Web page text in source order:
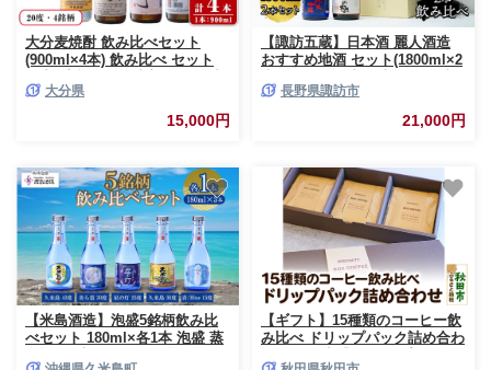
大分麦焼酎 飲み比べセット
(900ml×4本) 飲み比べ セット
町 むぎゅ ご当地 焼酎 麦 20度
【opax009】【ぶんご銘醸】
大分県
15,000円
【諏訪五蔵】日本酒 麗人酒造
おすすめ地酒 セット(1800ml×2
べ 麗人 純米吟醸 麗人 日本酒
飲み比べ 麗人 吟醸 辛口の極 日
本酒 飲み比べ 麗人 セット 日本
おすすめお酒 おすすめお酒セッ
ト 日本酒 飲み比べ 麗人 信州
長野県 諏訪 諏訪市 【37-04】
長野県諏訪市
21,000円
【米島酒造】泡盛5銘柄飲み比
べセット 180ml×各1本 泡盛 蒸
【ギフト】15種類のコーヒー飲
み比べ ドリップパック詰め合わ